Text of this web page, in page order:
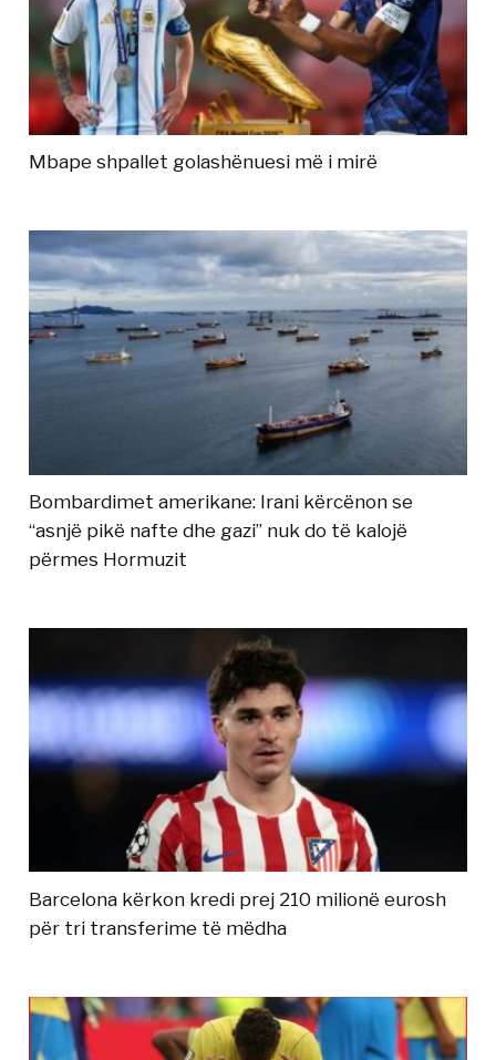
Mbape shpallet golashënuesi më i mirë
Bombardimet amerikane: Irani kërcënon se
“asnjë pikë nafte dhe gazi” nuk do të kalojë
përmes Hormuzit
Barcelona kërkon kredi prej 210 milionë eurosh
për tri transferime të mëdha